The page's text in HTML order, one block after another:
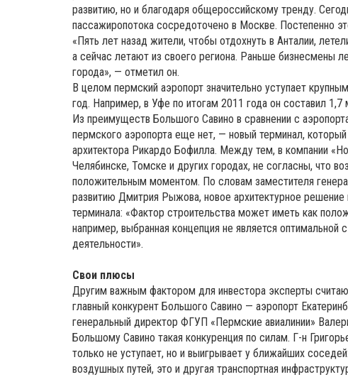
развитию, но и благодаря общероссийскому тренду.
пассажиропотока сосредоточено в Москве. Постепенно
«Пять лет назад жители, чтобы отдохнуть в Анталии,
а сейчас летают из своего региона. Раньше бизнесмены
города», — отметил он.
В целом пермский аэропорт значительно уступает
год. Например, в Уфе по итогам 2011 года он составил
Из преимуществ Большого Савино в сравнении с
пермского аэропорта еще нет, — новый терминал, который
архитектора Рикардо Бофилла. Между тем, в компании
Челябинске, Томске и других городах, не согласны, что
положительным моментом. По словам заместителя
развитию Дмитрия Рыжова, новое архитектурное
терминала: «Фактор строительства может иметь как
например, выбранная концепция не является оптимальной
деятельности».
Свои плюсы
Другим важным фактором для инвестора эксперты
главный конкурент Большого Савино — аэропорт
генеральный директор ФГУП «Пермские авиалинии»
Большому Савино такая конкуренция по силам. Г-н
только не уступает, но и выигрывает у ближайших
воздушных путей, это и другая транспортная